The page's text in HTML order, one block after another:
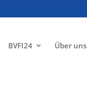
BVFI24 Über uns